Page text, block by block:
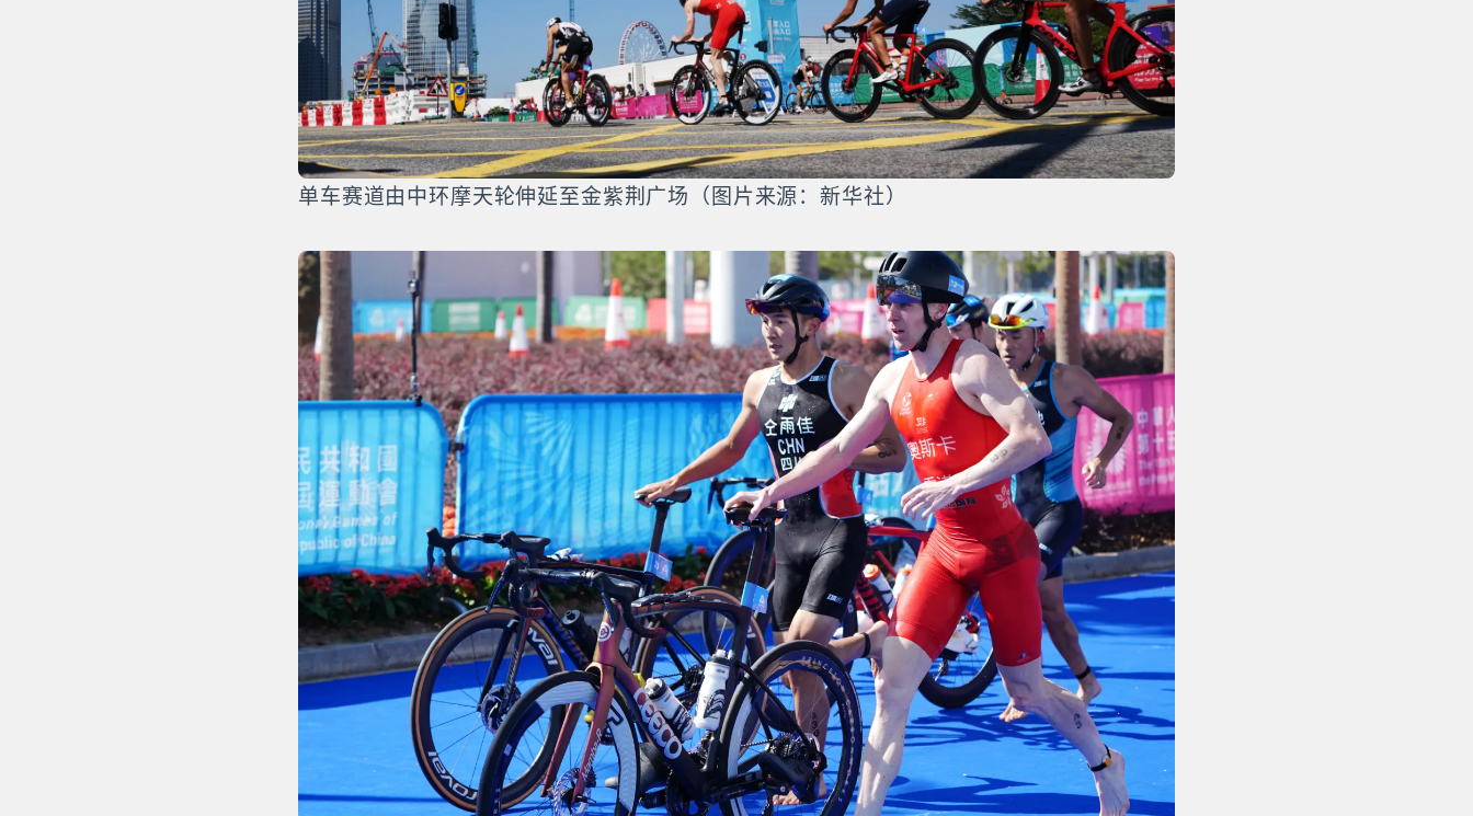
单车赛道由中环摩天轮伸延至金紫荆广场（图片来源：新华社）